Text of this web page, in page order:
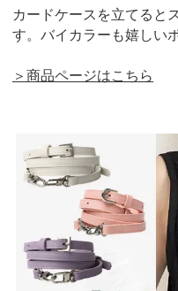
カードケースを立てると
す。バイカラーも嬉しい
＞商品ページはこちら